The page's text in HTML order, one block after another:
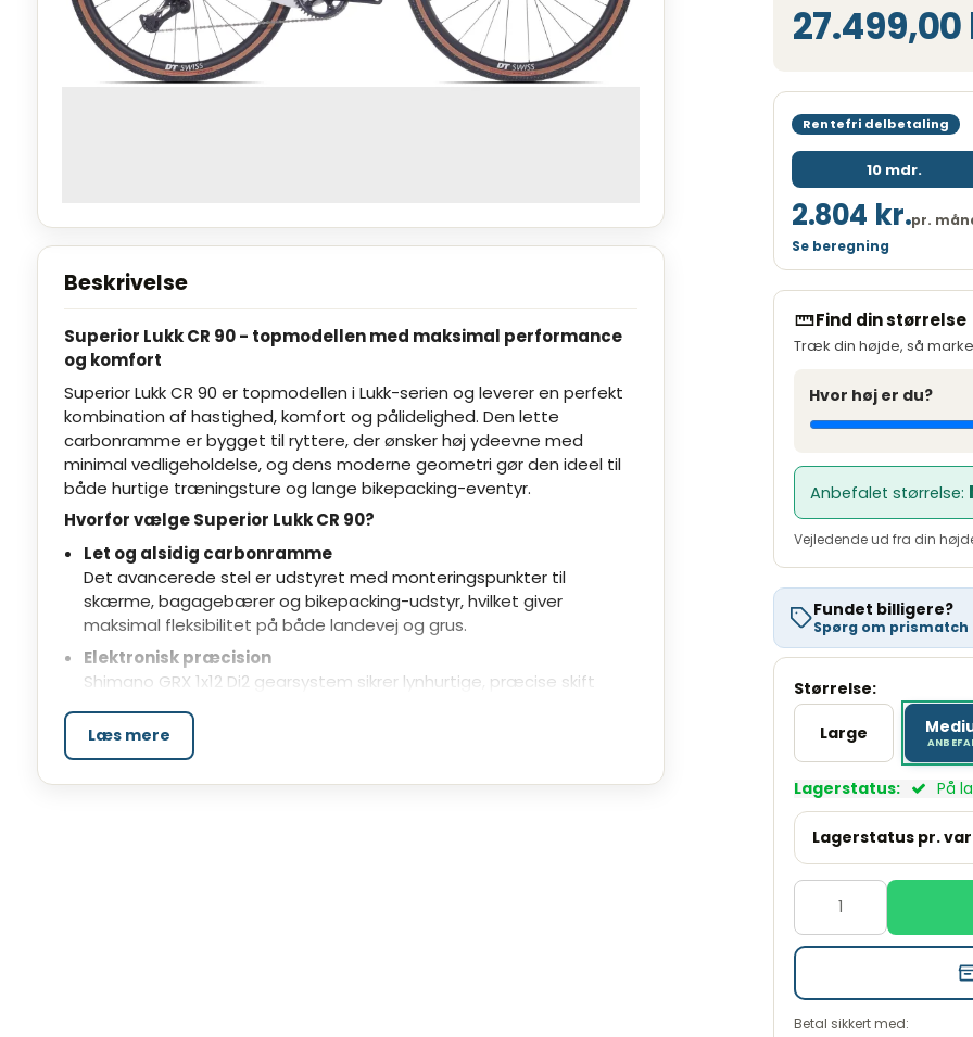
Beskrivelse
Superior Lukk CR 90 - topmodellen med maksimal performance
og komfort
Superior Lukk CR 90 er topmodellen i Lukk-serien og leverer en perfekt
kombination af hastighed, komfort og pålidelighed. Den lette
carbonramme er bygget til ryttere, der ønsker høj ydeevne med
minimal vedligeholdelse, og dens moderne geometri gør den ideel til
både hurtige træningsture og lange bikepacking-eventyr.
Hvorfor vælge Superior Lukk CR 90?
Let og alsidig carbonramme
Det avancerede stel er udstyret med monteringspunkter til
skærme, bagagebærer og bikepacking-udstyr, hvilket giver
maksimal fleksibilitet på både landevej og grus.
Elektronisk præcision
Shimano GRX 1x12 Di2 gearsystem sikrer lynhurtige, præcise skift
Høj komfort og ergonomi
Kort reach-styr og en moderne sadel giver en afslappet og effektiv
siddestilling, perfekt til lange ture og daglig brug.
Læs mere
27.499,00
Rentefri delbetaling
10 mdr.
2.804 kr.pr.
Se beregning
Månedlig ydelse
Kreditbeløb
Oprettelsesgebyr
ÅOP
Kreditomkostninger
Samlet beløb at
Se fuld beregning hos
Variabel debitorrente 0,00
27.499,00 kr., 10 mdr.
Find din størrelse
Træk din højde, så
Hvor høj er du?
Anbefalet størrelse:
Vejledende ud fra din
Fundet billigere?
Spørg om prismatch
Størrelse:
Large
Lagerstatus: På
Lagerstatus pr.
Large
Medium
Small
Betal sikkert med: